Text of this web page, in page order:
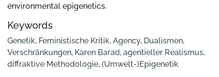
environmental epigenetics.
Keywords
Genetik, Feministische Kritik, Agency, Dualismen,
Verschränkungen, Karen Barad, agentieller Realismus,
diffraktive Methodologie, (Umwelt-)Epigenetik